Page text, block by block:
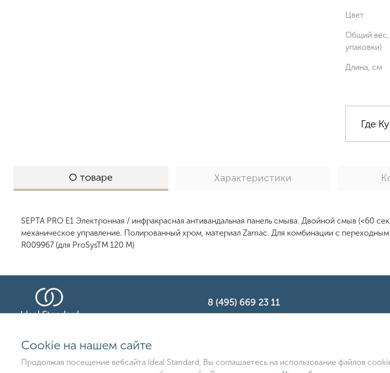
Цвет
Общий вес,
упаковки)
Длина, см
Где
О товаре Характеристики
SEPTA PRO Е1 Электронная / инфракрасная антивандальная панель смыва. Двойной смыв
механическое управление. Полированный хром, материал Zamac. Для комбинации с
R009967 (для ProSysTM 120 M)
8 (495) 669 23 11
Юр. адрес: 115162, г. Москва,
Сookie на нашем сайте
Продолжая посещение вебсайта Ideal Standard, Вы соглашаетесь на использование файлов